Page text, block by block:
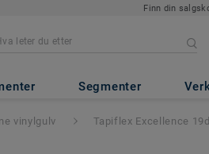
Finn din
Segmenter
19dB -
vinylgulv Tapiflex Excellence